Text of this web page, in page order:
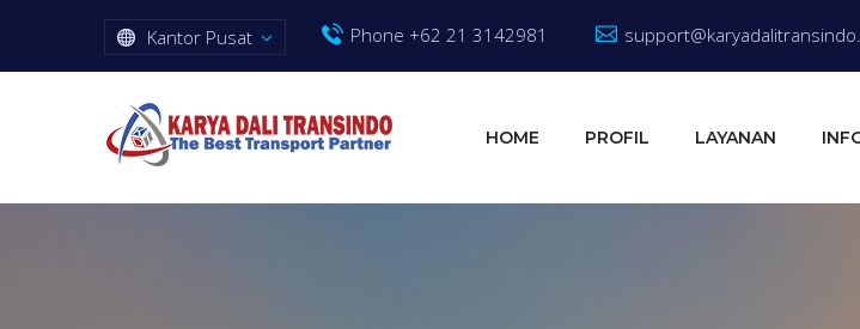
Kantor Pusat Phone +62 21 3142981
HOME PROFIL LAYANAN